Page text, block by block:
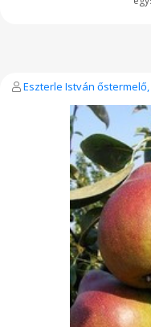
Eszterle István